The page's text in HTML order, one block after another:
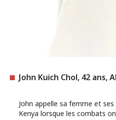
John Kuich Chol, 42 ans,
John appelle sa femme et
Kenya lorsque les combats